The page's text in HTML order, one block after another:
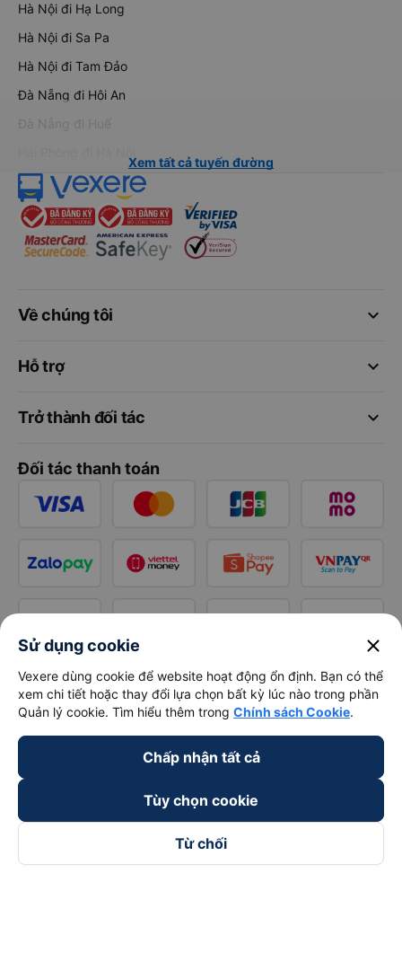
Hà Nội đi Hạ Long
Hà Nội đi Sa Pa
Hà Nội đi Tam Đảo
Đà Nẵng đi Hội An
Đà Nẵng đi Huế
Xem tất cả tuyến đường
keyboard_arrow_down
Về chúng tôi
keyboard_arrow_down
Hỗ trợ
keyboard_arrow_down
Trở thành đối tác
Đối tác thanh toán
Sử dụng cookie close
Vexere dùng cookie để website hoạt động ổn định. Bạn có thể
xem chi tiết hoặc thay đổi lựa chọn bất kỳ lúc nào trong phần
Quản lý cookie. Tìm hiểu thêm trong Chính sách Cookie.
Chấp nhận tất cả
Tùy chọn cookie
Từ chối